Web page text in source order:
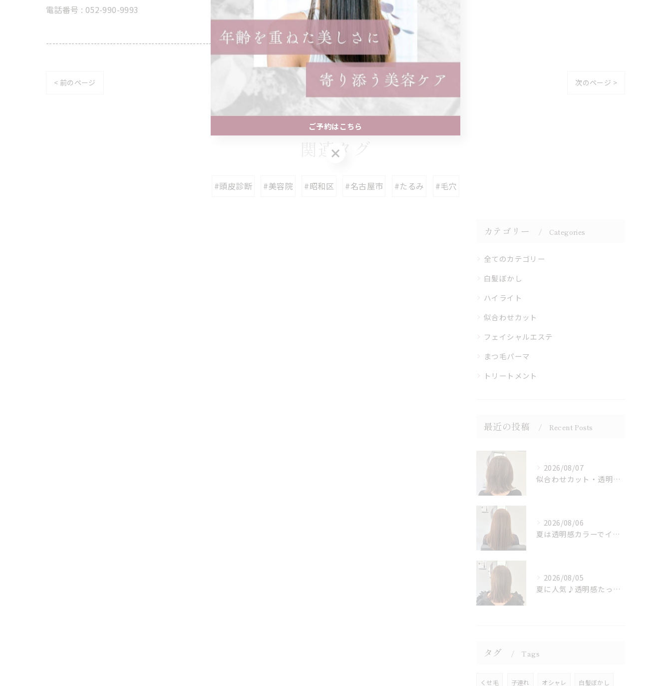
電話番号 : 052-990-9993
----------------------------------------------------------------------
< 前のページ 一覧に戻る 次のページ >
関連タグ
#頭皮診断 #美容院 #昭和区 #名古屋市 #たるみ #毛穴
カテゴリー Categories
全てのカテゴリー
白髪ぼかし
ハイライト
似合わせカット
フェイシャルエステ
まつ毛パーマ
トリートメント
最近の投稿 Recent Posts
2026/08/07
似合わせカット・透明感カラーはASAMIにお任せください♪
2026/08/06
夏は透明感カラーでイメチェン♪ブリーチなしでも明るくできます！
2026/08/05
夏に人気♪透明感たっぷりミルクティーベージュカラー
タグ Tags
くせ毛 子連れ オシャレ 白髪ぼかし
ご予約はこちら
ご予約はこちら